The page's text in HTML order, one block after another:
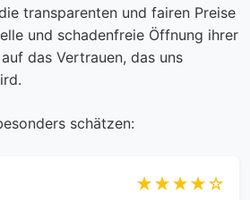
transparenten und fairen Preise
und schadenfreie Öffnung ihrer
das Vertrauen, das uns
schätzen:
★★★★☆